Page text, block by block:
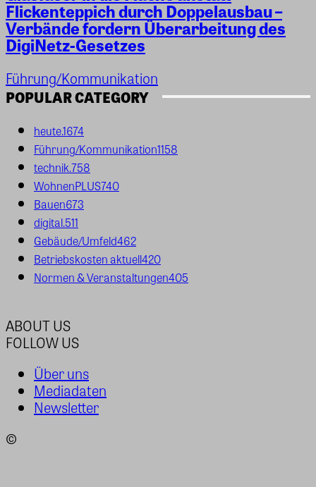
Flickenteppich durch Doppelausbau –
Verbände fordern Überarbeitung des
DigiNetz-Gesetzes
Führung/Kommunikation
POPULAR CATEGORY
heute.1674
Führung/Kommunikation1158
technik.758
WohnenPLUS740
Bauen673
digital.511
Gebäude/Umfeld462
Betriebskosten aktuell420
Normen & Veranstaltungen405
ABOUT US
FOLLOW US
Über uns
Mediadaten
Newsletter
©